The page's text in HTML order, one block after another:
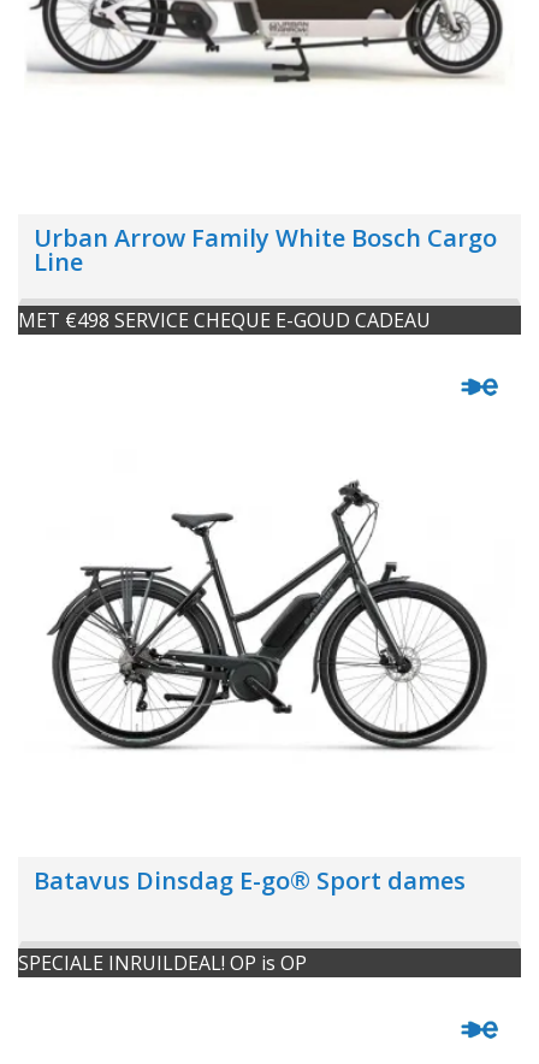
Urban Arrow Family White Bosch Cargo
Line
MET €498 SERVICE CHEQUE E-GOUD CADEAU
Batavus Dinsdag E-go® Sport dames
SPECIALE INRUILDEAL! OP is OP